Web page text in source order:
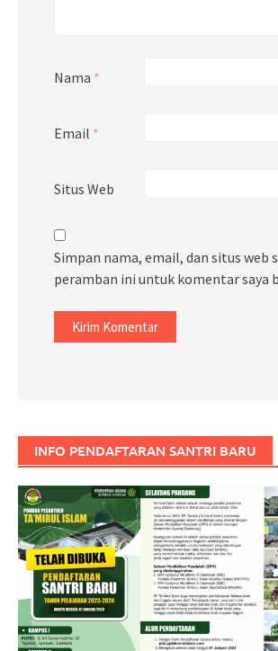
Nama *
Email *
Situs Web
Simpan nama, email, dan situs web
peramban ini untuk komentar saya
INFO PENDAFTARAN SANTRI BARU